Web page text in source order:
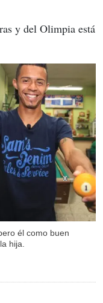
y del Olimpia está
él como buen
hija.
X
X